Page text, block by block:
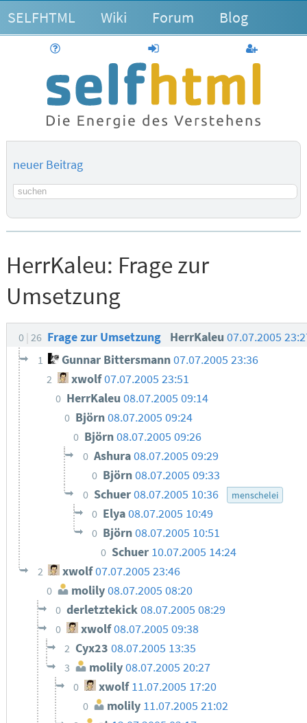
SELFHTML Wiki Forum Blog
anmelden
neuer Beitrag
Suchbegriff
HerrKaleu: Frage zur
Umsetzung
0 26 Frage zur Umsetzung HerrKaleu 07.07.2005
1 Gunnar Bittersmann07.07.2005 23:36
2 xwolf07.07.2005 23:51
0 HerrKaleu 08.07.2005 09:14
0 Björn08.07.2005 09:24
0 Björn08.07.2005 09:26
0 Ashura08.07.2005 09:29
0 Björn08.07.2005 09:33
0 Schuer08.07.2005 10:36 menschelei
0 Elya08.07.2005 10:49
0 Björn08.07.2005 10:51
0 Schuer 10.07.2005 14:24
2 xwolf07.07.2005 23:46
0 molily 08.07.2005 08:20
0 derletztekick08.07.2005 08:29
0 xwolf 08.07.2005 09:38
2 Cyx2308.07.2005 13:35
3 molily08.07.2005 20:27
0 xwolf 11.07.2005 17:20
0 molily 11.07.2005 21:02